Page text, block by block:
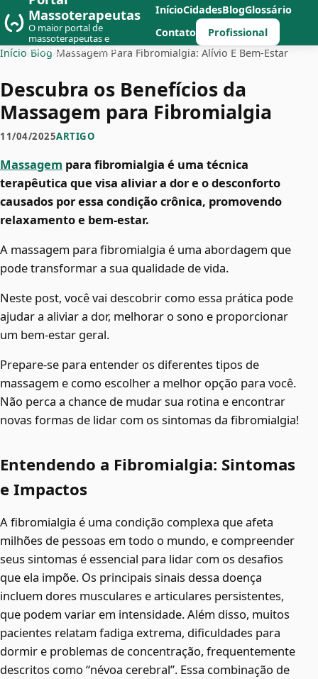
Massoterapeutas
O maior portal de
massoterapeutas e
massagistas do Brasil
InícioCidadesBlogGlossário
Contato
Profissional
Início Blog/Massagem Para Fibromialgia: Alívio E Bem-Estar
Descubra os Benefícios da
Massagem para Fibromialgia
11/04/2025ARTIGO
Massagem para fibromialgia é uma técnica
terapêutica que visa aliviar a dor e o desconforto
causados por essa condição crônica, promovendo
relaxamento e bem-estar.
A massagem para fibromialgia é uma abordagem que
pode transformar a sua qualidade de vida.
Neste post, você vai descobrir como essa prática pode
ajudar a aliviar a dor, melhorar o sono e proporcionar
um bem-estar geral.
Prepare-se para entender os diferentes tipos de
massagem e como escolher a melhor opção para você.
Não perca a chance de mudar sua rotina e encontrar
novas formas de lidar com os sintomas da fibromialgia!
Entendendo a Fibromialgia: Sintomas
e Impactos
A fibromialgia é uma condição complexa que afeta
milhões de pessoas em todo o mundo, e compreender
seus sintomas é essencial para lidar com os desafios
que ela impõe. Os principais sinais dessa doença
incluem dores musculares e articulares persistentes,
que podem variar em intensidade. Além disso, muitos
pacientes relatam fadiga extrema, dificuldades para
dormir e problemas de concentração, frequentemente
descritos como “névoa cerebral”. Essa combinação de